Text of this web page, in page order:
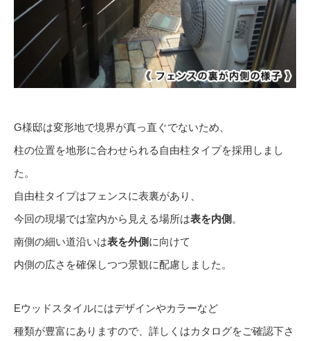
G様邸は変形地で境界が真っ直ぐでないため、
柱の位置を地形に合わせられる自由柱タイプを採用しまし
た。
自由柱タイプはフェンスに表裏があり、
今回の現場では室内から見える場所は表を内側 。
南側の細い道沿いは表を外側に向けて
内側の広さを確保しつつ景観に配慮しました。
Eウッドスタイルにはデザインやカラーなど
種類が豊富にありますので、詳しくはカタログをご確認下さ